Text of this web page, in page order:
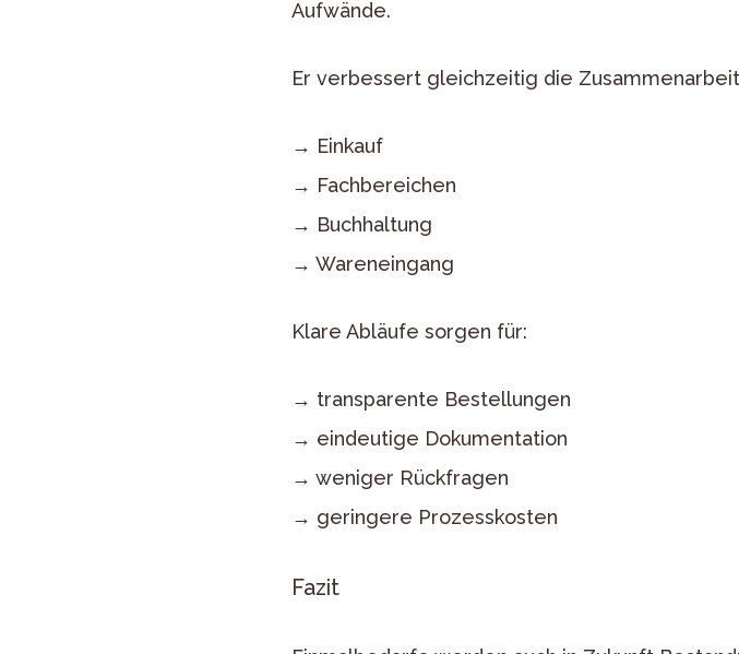
Aufwände.
Er verbessert gleichzeitig die
→ Einkauf
→ Fachbereichen
→ Buchhaltung
→ Wareneingang
Klare Abläufe sorgen für:
→ transparente Bestellungen
→ eindeutige Dokumentation
→ weniger Rückfragen
→ geringere Prozesskosten
Fazit